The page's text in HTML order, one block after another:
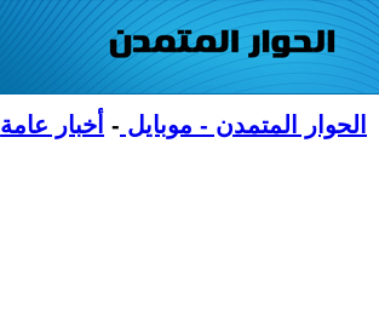
الحوار المتمدن - موبايل - أخبار عامة